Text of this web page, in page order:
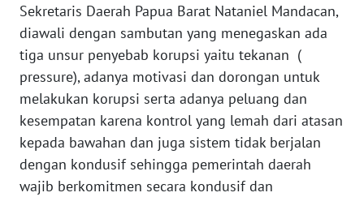
Sekretaris Daerah Papua Barat Nataniel Mandacan,
diawali dengan sambutan yang menegaskan ada
tiga unsur penyebab korupsi yaitu tekanan (
pressure), adanya motivasi dan dorongan untuk
melakukan korupsi serta adanya peluang dan
kesempatan karena kontrol yang lemah dari atasan
kepada bawahan dan juga sistem tidak berjalan
dengan kondusif sehingga pemerintah daerah
wajib berkomitmen secara kondusif dan
WN
NTB
WN
SULBAR